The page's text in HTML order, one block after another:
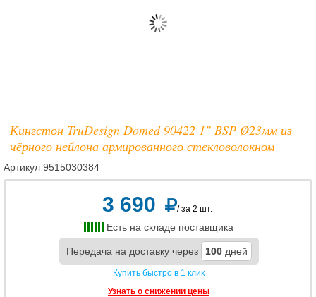
Кингстон TruDesign Domed 90422 1" BSP Ø23мм из
чёрного нейлона армированного стекловолокном
Артикул 9515030384
3 690 / за 2 шт.
Есть на складе поставщика
Передача на доставку через 100 дней
Купить быстро в 1 клик
Узнать о снижении цены